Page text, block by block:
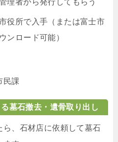
理者から発行してもらう
市役所で入手（または富士市
ンロード可能）
民課
墓石撤去・遺骨取り出し
ら、石材店に依頼して墓石